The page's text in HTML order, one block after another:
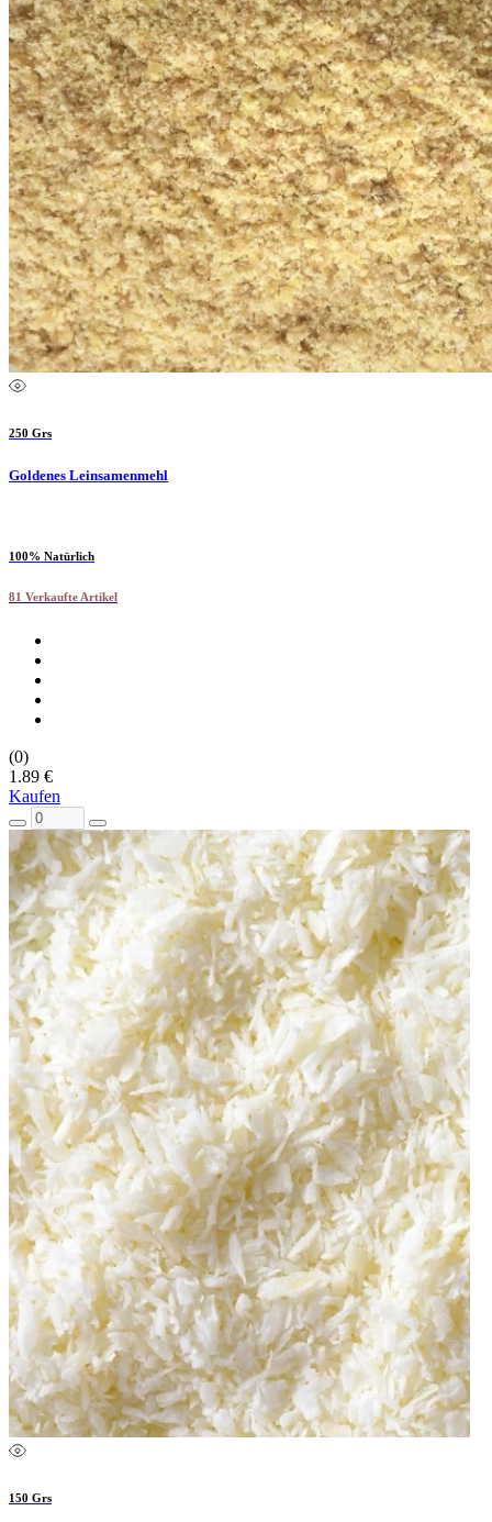
250 Grs
Goldenes Leinsamenmehl
100% Natürlich
81 Verkaufte Artikel
(0)
1.89 €
Kaufen
150 Grs